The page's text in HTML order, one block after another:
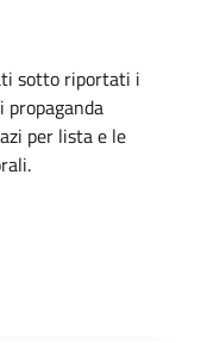
sotto riportati i
per lista e le